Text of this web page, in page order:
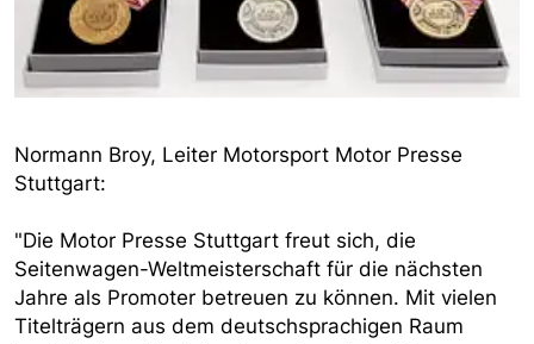
Normann Broy, Leiter Motorsport Motor Presse
Stuttgart:
"Die Motor Presse Stuttgart freut sich, die
Seitenwagen-Weltmeisterschaft für die nächsten
Jahre als Promoter betreuen zu können. Mit vielen
Titelträgern aus dem deutschsprachigen Raum